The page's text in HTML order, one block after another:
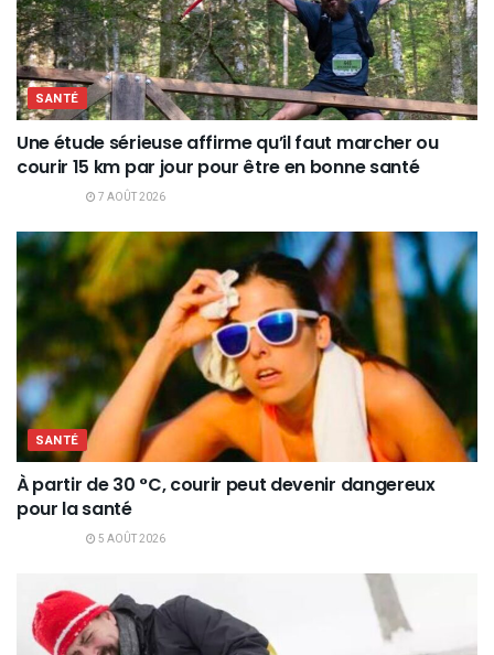
SANTÉ
Une étude sérieuse affirme qu’il faut marcher ou
courir 15 km par jour pour être en bonne santé
7 AOÛT 2026
SANTÉ
À partir de 30 °C, courir peut devenir dangereux
pour la santé
5 AOÛT 2026